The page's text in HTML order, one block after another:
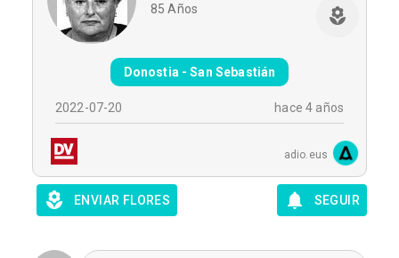
85 Años
Donostia - San Sebastián
2022-07-20 hace 4 años
adio.eus
ENVIAR FLORES SEGUIR